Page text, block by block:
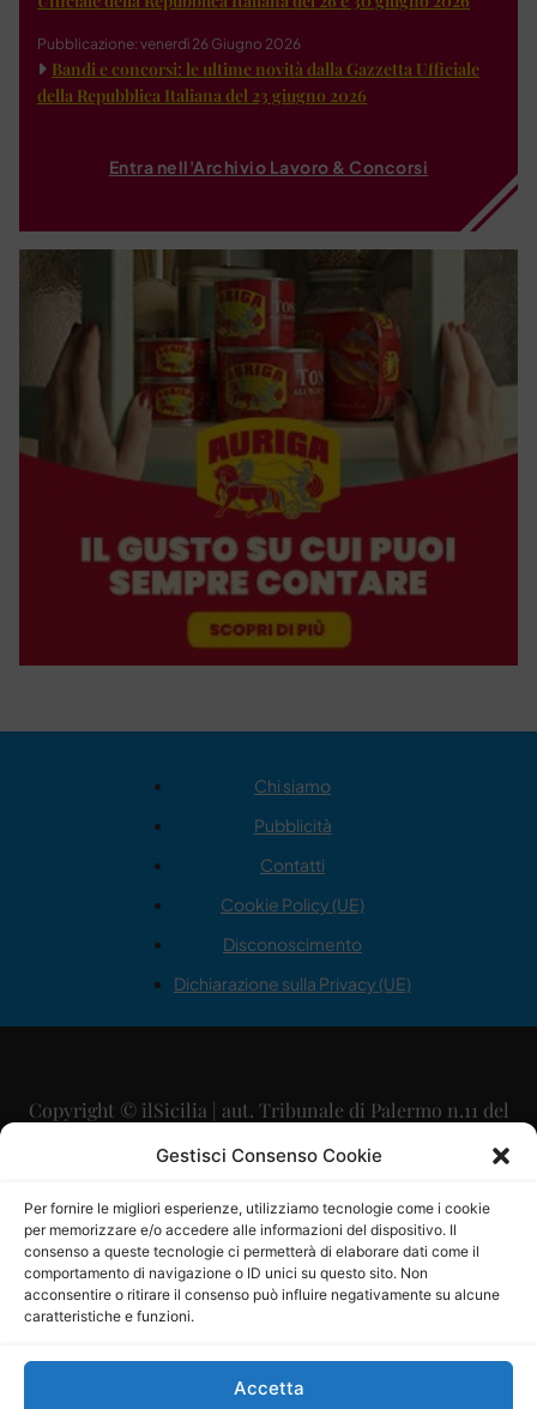
Gestisci Consenso Cookie
Per fornire le migliori esperienze, utilizziamo tecnologie come i cookie
per memorizzare e/o accedere alle informazioni del dispositivo. Il
consenso a queste tecnologie ci permetterà di elaborare dati come il
comportamento di navigazione o ID unici su questo sito. Non
acconsentire o ritirare il consenso può influire negativamente su alcune
caratteristiche e funzioni.
Accetta
Pubblicazione: venerdì 26 Giugno 2026
Bandi e concorsi: le ultime novità dalla Gazzetta Ufficiale
della Repubblica Italiana del 23 giugno 2026
Entra nell'Archivio Lavoro & Concorsi
Chi siamo
Pubblicità
Contatti
Cookie Policy (UE)
Disconoscimento
Dichiarazione sulla Privacy (UE)
Copyright © ilSicilia | aut. Tribunale di Palermo n.11 del
29/09/2015
Direttore Editoriale: Maurizio Scaglione
Direttore Responsabile: Maria Calabrese
P.IVA: 06334930820